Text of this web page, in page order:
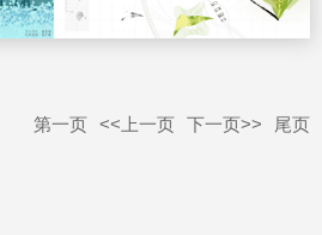
第一页 <<上一页 下一页>> 尾页